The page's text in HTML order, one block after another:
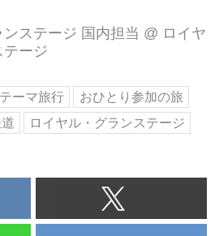
ンステージ 国内担当 @ ロイヤ
テージ
テーマ旅行
おひとり参加の旅
ロイヤル・グランステージ